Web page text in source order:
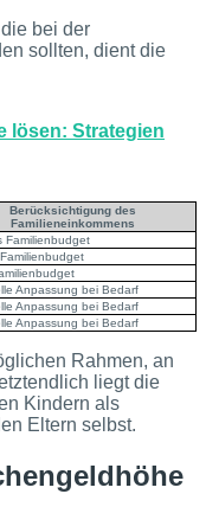
bei der
sollten, dient die
lösen: Strategien
Berücksichtigung des
Familieneinkommens
Familienbudget
Anpassung bei Bedarf
Anpassung bei Bedarf
Anpassung bei Bedarf
Rahmen, an
liegt die
Kindern als
Eltern selbst.